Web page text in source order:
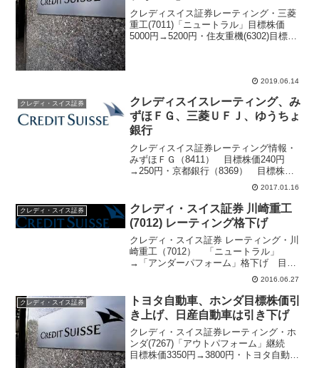
クレディスイス証券レーティング・三菱
重工(7011)「ニュートラル」目標株価
5000円→5200円・住友重機(6302)目標株
2019.06.14
クレディ・スイス証券
クレディスイスレーティング、み
ずほＦＧ、三菱ＵＦＪ、ゆうちょ
銀行
クレディスイス証券レーティング情報・
みずほＦＧ（8411） 目標株価240円
→250円・京都銀行（8369） 目標株価
1510円→1500円・あおぞら銀行(8304)
目標株価440円→460円・ゆうちょ銀行
(7182) 目標株価1360円...
2017.01.16
クレディ・スイス証券
クレディ・スイス証券 川崎重工
(7012) レーティング格下げ
クレディ・スイス証券 レーティング・川
崎重工（7012） 「ニュートラル」
→「アンダーパフォーム」格下げ 目標
株価300円→260円・アルプス電気
(6770) 目標株価3250円→2900円・村田
製作所(6981) 目標株価20900円→1...
2016.06.27
クレディ・スイス証券
トヨタ自動車、ホンダ目標株価引
き上げ、日産自動車は引き下げ
クレディ・スイス証券レーティング・ホ
ンダ(7267)「アウトパフォーム」継続
目標株価3350円→3800円・トヨタ自動車